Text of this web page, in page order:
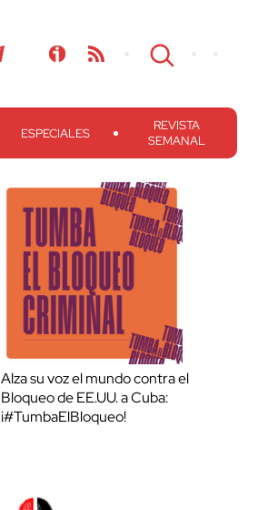
ESPECIALES
REVISTA
SEMANAL
Alza su voz el mundo contra el
Bloqueo de EE.UU. a Cuba:
¡#TumbaElBloqueo!